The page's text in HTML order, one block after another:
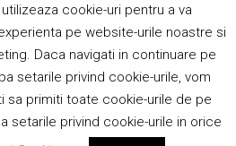
Toate drepturile rezervate. ISSN:
cookie-uri pentru a va
pe website-urile noastre si
Daca navigati in continuare pe
setarile privind cookie-urile, vom
sa primiti toate cookie-urile de pe
setarile privind cookie-urile in orice